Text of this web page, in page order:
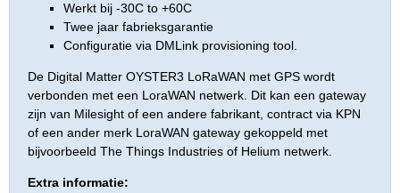
Werkt bij -30C to +60C
Twee jaar fabrieksgarantie
Configuratie via DMLink provisioning tool.
De Digital Matter OYSTER3 LoRaWAN met GPS wordt
verbonden met een LoraWAN netwerk. Dit kan een gateway
zijn van Milesight of een andere fabrikant, contract via KPN
of een ander merk LoraWAN gateway gekoppeld met
bijvoorbeeld The Things Industries of Helium netwerk.
Extra informatie: